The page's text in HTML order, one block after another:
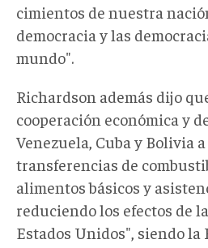
cimientos de nuestra
democracia y las
mundo".
Richardson además dijo
cooperación económica y
Venezuela, Cuba y Bolivia
transferencias de
alimentos básicos y
reduciendo los efectos de
Estados Unidos", siendo la